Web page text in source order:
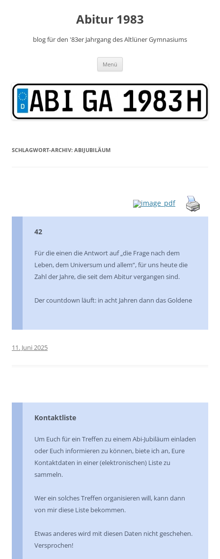
Abitur 1983
blog für den '83er Jahrgang des Altlüner Gymnasiums
Menü
SCHLAGWORT-ARCHIV: ABIJUBILÄUM
42
Für die einen die Antwort auf „die Frage nach dem
Leben, dem Universum und allem“, für uns heute die
Zahl der Jahre, die seit dem Abitur vergangen sind.
Der countdown läuft: in acht Jahren dann das Goldene
11. Juni 2025
Kontaktliste
Um Euch für ein Treffen zu einem Abi-Jubiläum einladen
oder Euch informieren zu können, biete ich an, Eure
Kontaktdaten in einer (elektronischen) Liste zu
sammeln.
Wer ein solches Treffen organisieren will, kann dann
von mir diese Liste bekommen.
Etwas anderes wird mit diesen Daten nicht geschehen.
Versprochen!